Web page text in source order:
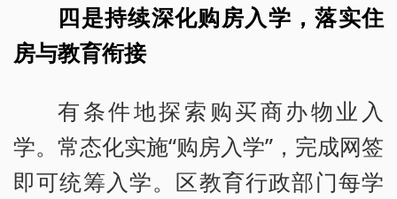
四是持续深化购房入学，落实住
房与教育衔接
有条件地探索购买商办物业入
学。常态化实施“购房入学”，完成网签
即可统筹入学。区教育行政部门每学